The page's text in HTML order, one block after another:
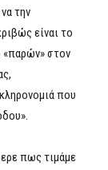
την
είναι το
«παρών» στον
που
πως τιμάμε